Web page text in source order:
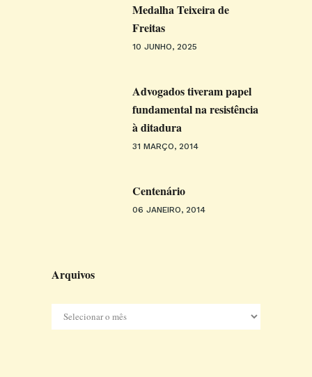
Medalha Teixeira de
Freitas
10 JUNHO, 2025
Advogados tiveram papel
fundamental na resistência
à ditadura
31 MARÇO, 2014
Centenário
06 JANEIRO, 2014
Arquivos
Arquivos